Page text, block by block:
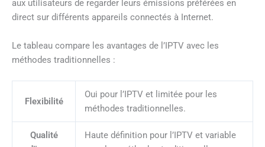
aux utilisateurs de regarder leurs émissions préférées en
direct sur différents appareils connectés à Internet.
Le tableau compare les avantages de l’IPTV avec les
méthodes traditionnelles :
Flexibilité
Oui pour l’IPTV et limitée pour les
méthodes traditionnelles.
Qualité
Haute définition pour l’IPTV et variable